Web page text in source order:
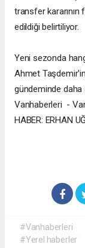
transfer kararının
edildiği belirtiliyor.
Yeni sezonda
Ahmet
gündeminde daha
Vanhaberleri -
HABER: ERHAN
#Vanhaberleri
#Yerel haberler